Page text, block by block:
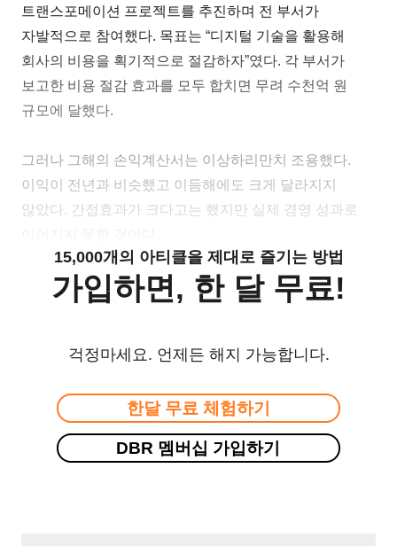
트랜스포메이션 프로젝트를 추진하며 전 부서가
자발적으로 참여했다. 목표는 “디지털 기술을 활용해
회사의 비용을 획기적으로 절감하자”였다. 각 부서가
보고한 비용 절감 효과를 모두 합치면 무려 수천억 원
규모에 달했다.
그러나 그해의 손익계산서는 이상하리만치 조용했다.
이익이 전년과 비슷했고 이듬해에도 크게 달라지지
않았다. 간접효과가 크다고는 했지만 실제 경영 성과로
15,000개의 아티클을 제대로 즐기는 방법
가입하면, 한 달 무료!
걱정마세요. 언제든 해지 가능합니다.
한달 무료 체험하기
DBR 멤버십 가입하기